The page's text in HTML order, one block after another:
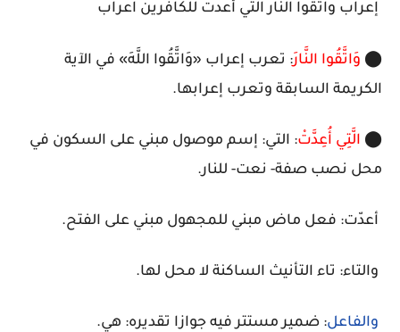
إعراب واتقوا النار التي أعدت للكافرين اعراب
⬤ وَاتَّقُوا النَّارَ: تعرب إعراب «وَاتَّقُوا اللَّهَ» في الآية
الكريمة السابقة وتعرب إعرابها.
⬤ الَّتِي أُعِدَّتْ: التي: إسم موصول مبني على السكون في
محل نصب صفة- نعت- للنار.
أعدّت: فعل ماض مبني للمجهول مبني على الفتح.
والتاء: تاء التأنيث الساكنة لا محل لها.
والفاعل: ضمير مستتر فيه جوازا تقديره: هي.